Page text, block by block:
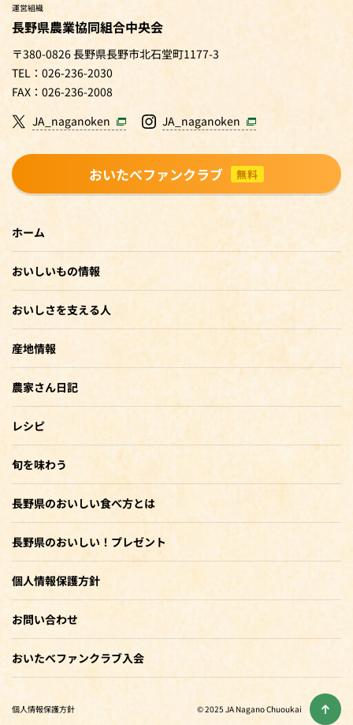
運営組織
長野県農業協同組合中央会
〒380-0826 長野県長野市北石堂町1177-3
TEL：026-236-2030
FAX：026-236-2008
JA_naganoken
JA_naganoken
おいたべファンクラブ 無料
ホーム
おいしいもの情報
おいしさを支える人
産地情報
農家さん日記
レシピ
旬を味わう
長野県のおいしい食べ方とは
長野県のおいしい！プレゼント
個人情報保護方針
お問い合わせ
おいたべファンクラブ入会
個人情報保護方針 © 2025 JA Nagano Chuoukai